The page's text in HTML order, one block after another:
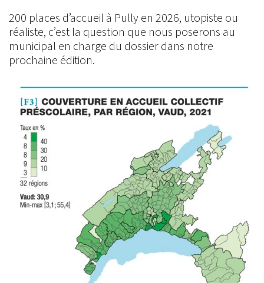
200 places d’accueil à Pully en 2026, utopiste ou
réaliste, c’est la question que nous poserons au
municipal en charge du dossier dans notre
prochaine édition.